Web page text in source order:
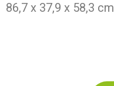
86,7 x 37,9 x 58,3 cm